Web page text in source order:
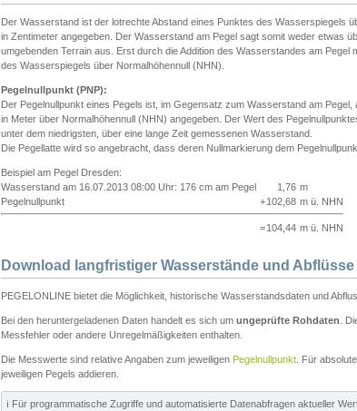
Der Wasserstand ist der lotrechte Abstand eines Punktes des Wasserspiegels
in Zentimeter angegeben. Der Wasserstand am Pegel sagt somit weder etwas
umgebenden Terrain aus. Erst durch die Addition des Wasserstandes am
des Wasserspiegels über Normalhöhennull (NHN).
Pegelnullpunkt (PNP):
Der Pegelnullpunkt eines Pegels ist, im Gegensatz zum Wasserstand am
in Meter über Normalhöhennull (NHN) angegeben. Der Wert des
unter dem niedrigsten, über eine lange Zeit gemessenen Wasserstand.
Die Pegellatte wird so angebracht, dass deren Nullmarkierung dem
Beispiel am Pegel Dresden:
Wasserstand am 16.07.2013 08:00 Uhr: 176 cm am Pegel
1,76 m
Pegelnullpunkt
+102,68 m ü. NHN
=104,44 m ü. NHN
Download langfristiger Wasserstände und Abflüsse
PEGELONLINE bietet die Möglichkeit, historische Wasserstandsdaten und
Bei den heruntergeladenen Daten handelt es sich um ungeprüfte Rohdaten .
Messfehler oder andere Unregelmäßigkeiten enthalten.
Die Messwerte sind relative Angaben zum jeweiligen Pegelnullpunkt . Für
jeweiligen Pegels addieren.
ℹ️ Für programmatische Zugriffe und automatisierte Datenabfragen aktueller